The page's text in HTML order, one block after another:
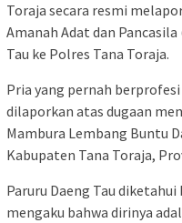
Toraja secara resmi
Amanah Adat dan Pancasila
Tau ke Polres Tana Toraja.
Pria yang pernah
dilaporkan atas dugaan
Mambura Lembang Buntu
Kabupaten Tana Toraja,
Paruru Daeng Tau
mengaku bahwa dirinya